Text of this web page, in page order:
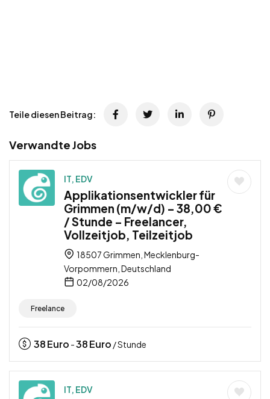
Teile diesen Beitrag:
Verwandte Jobs
IT, EDV
Applikationsentwickler für
Grimmen (m/w/d) – 38,00 €
/ Stunde – Freelancer,
Vollzeitjob, Teilzeitjob
18507 Grimmen, Mecklenburg-
Vorpommern, Deutschland
02/08/2026
Freelance
38Euro -38Euro / Stunde
IT, EDV